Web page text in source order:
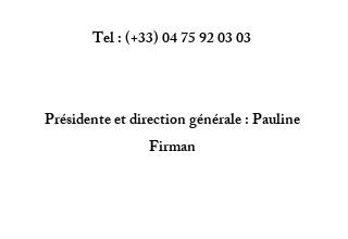
Tel : (+33) 04 75 92 03 03
Présidente et direction générale : Pauline
Firman